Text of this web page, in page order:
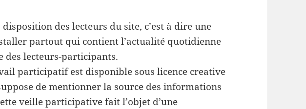
des lecteurs du site, c’est à dire une
partout qui contient l’actualité quotidienne
des lecteurs-participants.
participatif est disponible sous licence creative
de mentionner la source des informations
veille participative fait l’objet d’une